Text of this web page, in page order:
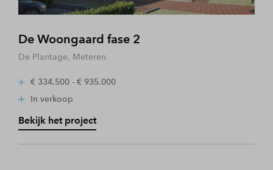
De Woongaard fase 2
De Plantage, Meteren
€ 334.500 - € 935.000
In verkoop
Bekijk het project